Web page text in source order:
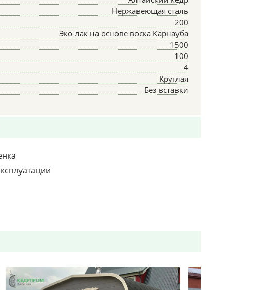
Нержавеющая сталь
200
Эко-лак на основе воска Карнауба
1500
100
4
Круглая
Без вставки